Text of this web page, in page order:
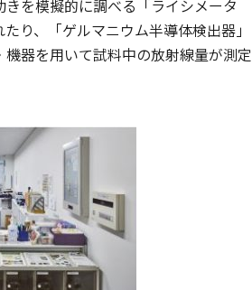
を模擬的に調べる「ライシメータ
り、「ゲルマニウム半導体検出器」
器を用いて試料中の放射線量が測定